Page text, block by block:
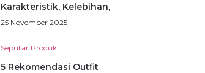
Karakteristik, Kelebihan,
Kekurang...
25 November 2025
Seputar Produk
5 Rekomendasi Outfit